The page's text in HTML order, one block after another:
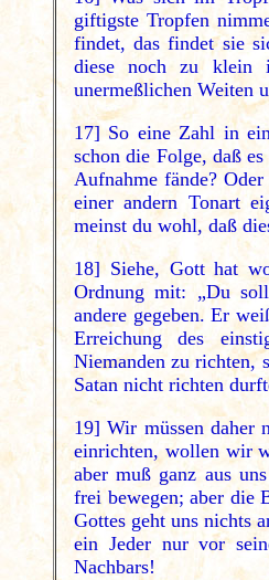
giftigste Tropfen
findet, das findet sie
diese noch zu klein
unermeßlichen Weiten
17] So eine Zahl in
schon die Folge, daß
Aufnahme fände?
einer andern Tonart
meinst du wohl, daß
18] Siehe, Gott hat
Ordnung mit: „Du
andere gegeben. Er
Erreichung des
Niemanden zu richten,
Satan nicht richten
19] Wir müssen daher
einrichten, wollen wir
aber muß ganz aus
frei bewegen; aber die
Gottes geht uns nichts
ein Jeder nur vor
Nachbars!